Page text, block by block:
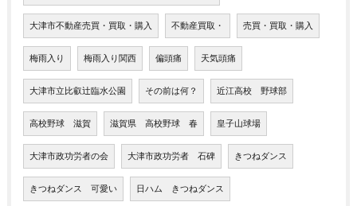
大津市不動産売買・買取・購入 不動産買取・ 売買・買取・購入
梅雨入り 梅雨入り関西 偏頭痛 天気頭痛
大津市立比叡辻臨水公園 その前は何？ 近江高校 野球部
高校野球 滋賀 滋賀県 高校野球 春 皇子山球場
大津市政功労者の会 大津市政功労者 石碑 きつねダンス
きつねダンス 可愛い 日ハム きつねダンス